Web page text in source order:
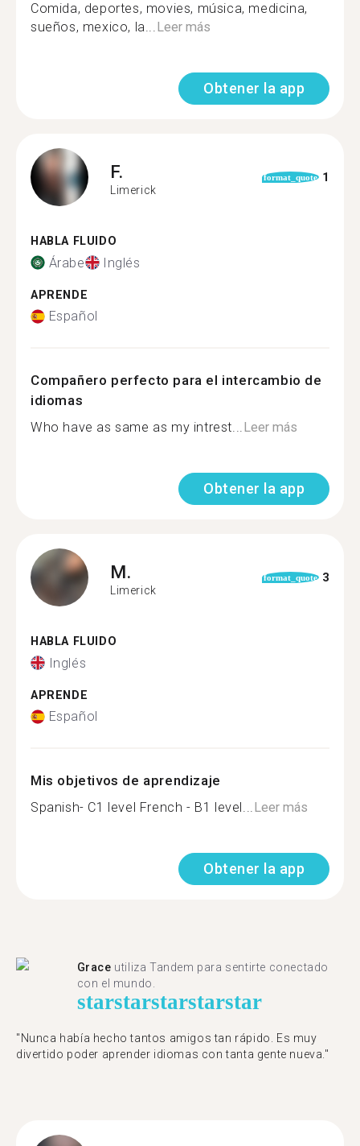
Comida, deportes, movies, música, medicina,
sueños, mexico, la...Leer más
Obtener la app
F.
Limerick
format_quote 1
HABLA FLUIDO
Árabe Inglés
APRENDE
Español
Compañero perfecto para el intercambio de
idiomas
Who have as same as my intrest...Leer más
Obtener la app
M.
Limerick
format_quote 3
HABLA FLUIDO
Inglés
APRENDE
Español
Mis objetivos de aprendizaje
Spanish- C1 level French - B1 level...Leer más
Obtener la app
Grace utiliza Tandem para sentirte conectado
con el mundo.
starstarstarstarstar
"Nunca había hecho tantos amigos tan rápido. Es muy
divertido poder aprender idiomas con tanta gente nueva."